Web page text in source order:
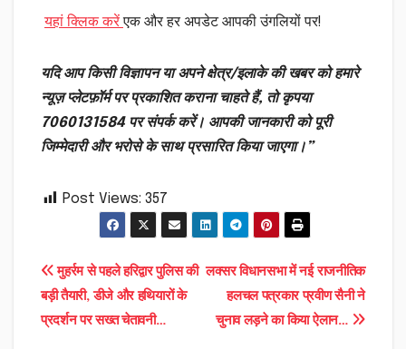
यहां क्लिक करेंएक और हर अपडेट आपकी उंगलियों पर!
यदि आप किसी विज्ञापन या अपने क्षेत्र/इलाके की खबर को हमारे
न्यूज़ प्लेटफ़ॉर्म पर प्रकाशित कराना चाहते हैं, तो कृपया
7060131584 पर संपर्क करें। आपकी जानकारी को पूरी
जिम्मेदारी और भरोसे के साथ प्रसारित किया जाएगा।”
Post Views: 357
Post
navigation
लक्सर विधानसभा में नई राजनीतिक
हलचल पत्रकार प्रवीण सैनी ने
चुनाव लड़ने का किया ऐलान…
मुहर्रम से पहले हरिद्वार पुलिस की
बड़ी तैयारी, डीजे और हथियारों के
प्रदर्शन पर सख्त चेतावनी…